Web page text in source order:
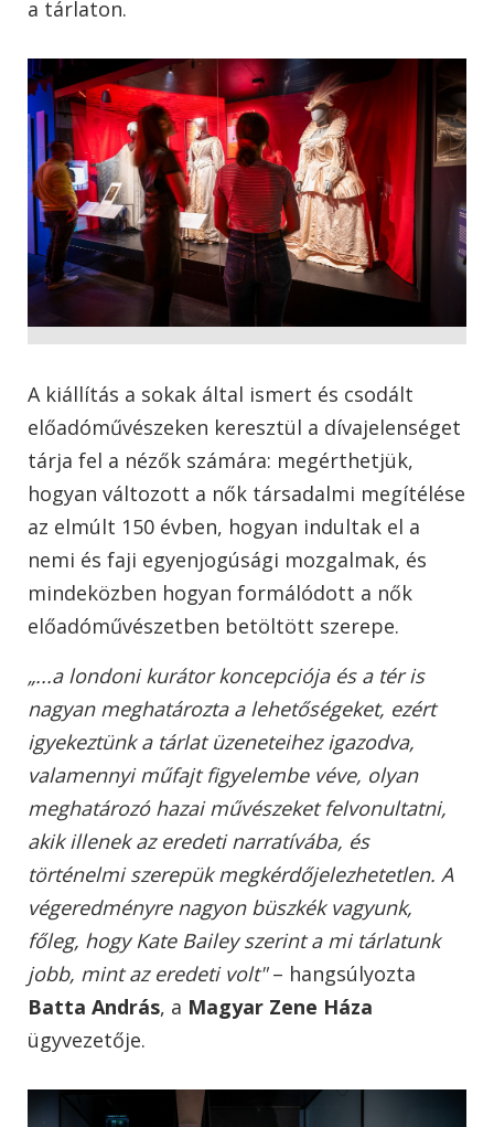
a tárlaton.
A kiállítás a sokak által ismert és csodált
előadóművészeken keresztül a dívajelenséget
tárja fel a nézők számára: megérthetjük,
hogyan változott a nők társadalmi megítélése
az elmúlt 150 évben, hogyan indultak el a
nemi és faji egyenjogúsági mozgalmak, és
mindeközben hogyan formálódott a nők
előadóművészetben betöltött szerepe.
„...a londoni kurátor koncepciója és a tér is
nagyan meghatározta a lehetőségeket, ezért
igyekeztünk a tárlat üzeneteihez igazodva,
valamennyi műfajt figyelembe véve, olyan
meghatározó hazai művészeket felvonultatni,
akik illenek az eredeti narratívába, és
történelmi szerepük megkérdőjelezhetetlen. A
végeredményre nagyon büszkék vagyunk,
főleg, hogy Kate Bailey szerint a mi tárlatunk
jobb, mint az eredeti volt"– hangsúlyozta
Batta András, a Magyar Zene Háza
ügyvezetője.